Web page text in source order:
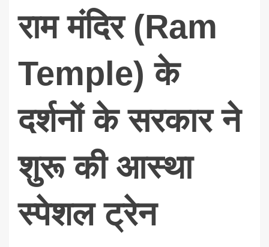
राम मंदिर (Ram
Temple) के
दर्शनों के सरकार ने
शुरू की आस्था
स्पेशल ट्रेन